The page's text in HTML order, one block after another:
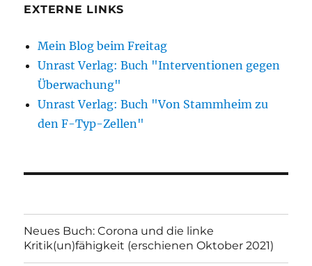
EXTERNE LINKS
Mein Blog beim Freitag
Unrast Verlag: Buch "Interventionen gegen
Überwachung"
Unrast Verlag: Buch "Von Stammheim zu
den F-Typ-Zellen"
Neues Buch: Corona und die linke
Kritik(un)fähigkeit (erschienen Oktober 2021)